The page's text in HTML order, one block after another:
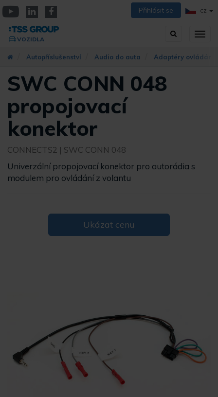
Přejít
k
hlavnímu
obsahu
Přihlásit se CZ
Vyhledávání
VOZIDLA
Autopříslušenství Audio do auta Adaptéry ovládání
SWC CONN 048
propojovací
konektor
CONNECTS2 | SWC CONN 048
Univerzální propojovací konektor pro autorádia s
modulem pro ovládání z volantu
Ukázat cenu